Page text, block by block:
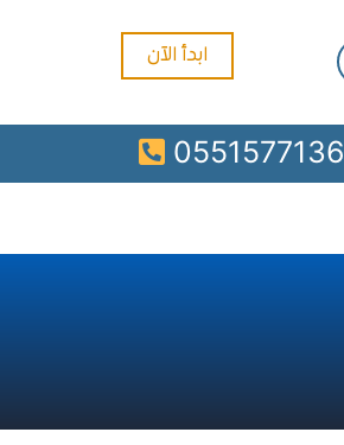
ابدأ الآن
0551577136